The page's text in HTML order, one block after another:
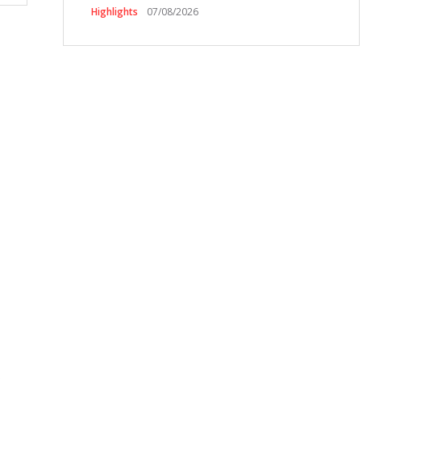
Highlights 07/08/2026